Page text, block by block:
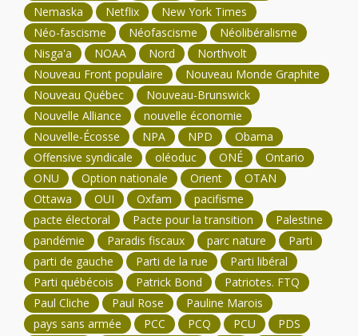
Nemaska
Netflix
New York Times
Néo-fascisme
Néofascisme
Néolibéralisme
Nisga'a
NOAA Nord
Northvolt
Nouveau Front populaire
Nouveau Monde Graphite
Nouveau Québec
Nouveau-Brunswick
Nouvelle Alliance
nouvelle économie
Nouvelle-Écosse
NPA NPD
Obama
Offensive syndicale
oléoduc ONÉ
Ontario
ONU
Option nationale Orient
OTAN
Ottawa
OUI Oxfam
pacifisme
pacte électoral
Pacte pour la transition
Palestine
pandémie
Paradis fiscaux parc nature
Parti
parti de gauche
Parti de la rue
Parti libéral
Parti québécois
Patrick Bond
Patriotes. FTQ
Paul Cliche
Paul Rose
Pauline Marois
pays sans armée
PCC PCQ PCU
PDS